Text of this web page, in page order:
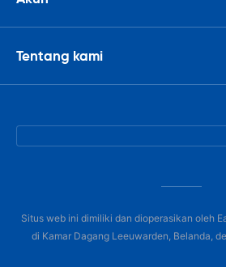
Tentang kami
Situs web ini dimiliki dan dioperasikan oleh
di Kamar Dagang Leeuwarden, Belanda,